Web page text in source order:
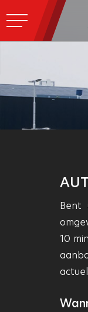
Bent
10